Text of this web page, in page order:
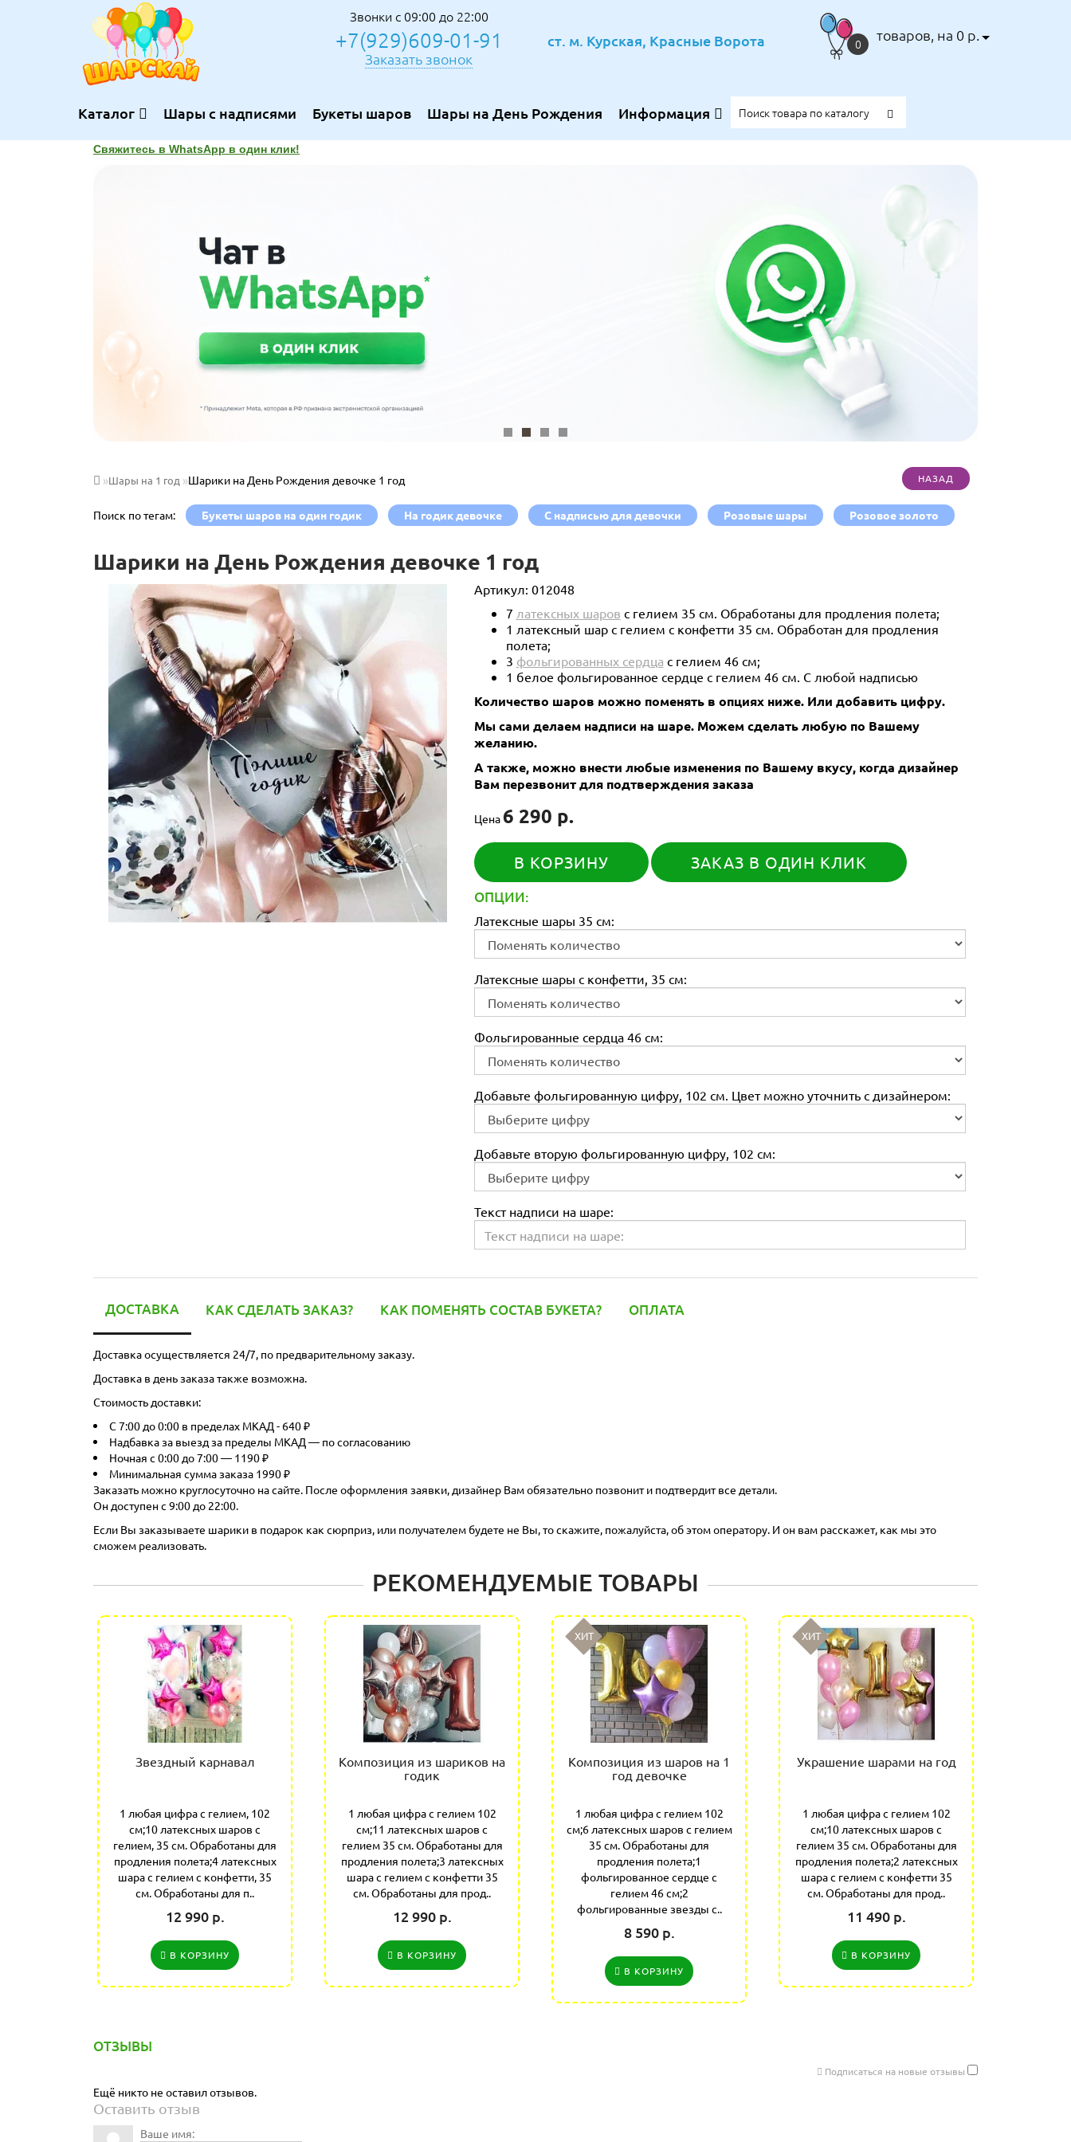
Звонки с 09:00 до 22:00
+7(929)609-01-91
Заказать звонок
ст. м. Курская, Красные Ворота 0 товаров, на 0 р.
Каталог Шары с надписями Букеты шаров Шары на День Рождения Информация
Свяжитесь в WhatsApp в один клик!
Шары на 1 год Шарики на День Рождения девочке 1 год
Поиск по тегам: Букеты шаров на один годик На годик девочке С надписью для девочки Розовые шары Розовое золото
Шарики на День Рождения девочке 1 год
Артикул: 012048
7 латексных шаров с гелием 35 см. Обработаны для продления полета;
1 латексный шар с гелием с конфетти 35 см. Обработан для продления
полета;
3 фольгированных сердца с гелием 46 см;
1 белое фольгированное сердце с гелием 46 см. С любой надписью
Количество шаров можно поменять в опциях ниже. Или добавить цифру.
Мы сами делаем надписи на шаре. Можем сделать любую по Вашему
желанию.
А также, можно внести любые изменения по Вашему вкусу, когда дизайнер
Вам перезвонит для подтверждения заказа
Цена 6 290 р.
В КОРЗИНУ ЗАКАЗ В ОДИН КЛИК
ОПЦИИ:
Латексные шары 35 см:
Латексные шары с конфетти, 35 см:
Фольгированные сердца 46 см:
Добавьте фольгированную цифру, 102 см. Цвет можно уточнить с дизайнером:
Добавьте вторую фольгированную цифру, 102 см:
Текст надписи на шаре:
ДОСТАВКА КАК СДЕЛАТЬ ЗАКАЗ? КАК ПОМЕНЯТЬ СОСТАВ БУКЕТА? ОПЛАТА
Доставка осуществляется 24/7, по предварительному заказу.
Доставка в день заказа также возможна.
Стоимость доставки:
С 7:00 до 0:00 в пределах МКАД - 640 ₽
Надбавка за выезд за пределы МКАД — по согласованию
Ночная с 0:00 до 7:00 — 1190 ₽
Минимальная сумма заказа 1990 ₽
Заказать можно круглосуточно на сайте. После оформления заявки, дизайнер Вам обязательно позвонит и подтвердит все детали.
Он доступен с 9:00 до 22:00.
Если Вы заказываете шарики в подарок как сюрприз, или получателем будете не Вы, то скажите, пожалуйста, об этом оператору. И он вам расскажет, как мы это
сможем реализовать.
РЕКОМЕНДУЕМЫЕ ТОВАРЫ
Звездный карнавал
1 любая цифра с гелием, 102
см;10 латексных шаров с
гелием, 35 см. Обработаны для
продления полета;4 латексных
шара с гелием с конфетти, 35
см. Обработаны для п..
12 990 р.
В КОРЗИНУ
Композиция из шариков на
годик
1 любая цифра с гелием 102
см;11 латексных шаров с
гелием 35 см. Обработаны для
продления полета;3 латексных
шара с гелием с конфетти 35
см. Обработаны для прод..
12 990 р.
В КОРЗИНУ
ХИТ
Композиция из шаров на 1
год девочке
1 любая цифра с гелием 102
см;6 латексных шаров с гелием
35 см. Обработаны для
продления полета;1
фольгированное сердце с
гелием 46 см;2
фольгированные звезды с..
8 590 р.
В КОРЗИНУ
ХИТ
Украшение шарами на год
1 любая цифра с гелием 102
см;10 латексных шаров с
гелием 35 см. Обработаны для
продления полета;2 латексных
шара с гелием с конфетти 35
см. Обработаны для прод..
11 490 р.
В КОРЗИНУ
ОТЗЫВЫ
Подписаться на новые отзывы
Ещё никто не оставил отзывов.
Оставить отзыв
Ваше имя: